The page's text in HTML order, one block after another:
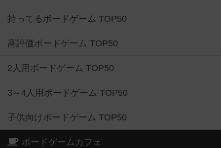
持ってるボードゲーム TOP50
高評価ボードゲーム TOP50
2人用ボードゲーム TOP50
3～4人用ボードゲーム TOP50
子供向けボードゲーム TOP50
ボードゲームカフェ